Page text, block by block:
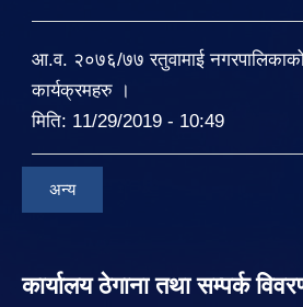
आ.व. २०७६/७७ रतुवामाई
कार्यक्रमहरु ।
मिति: 11/29/2019 - 10:49
अन्य
कार्यालय ठेगाना तथा सम्पर्क